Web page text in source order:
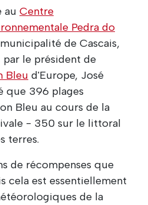
au Centre
Pedra do
de Cascais,
le président de
Bleu d'Europe, José
que 396 plages
Bleu au cours de la
- 350 sur le littoral
terres.
de récompenses que
cela est essentiellement
de la